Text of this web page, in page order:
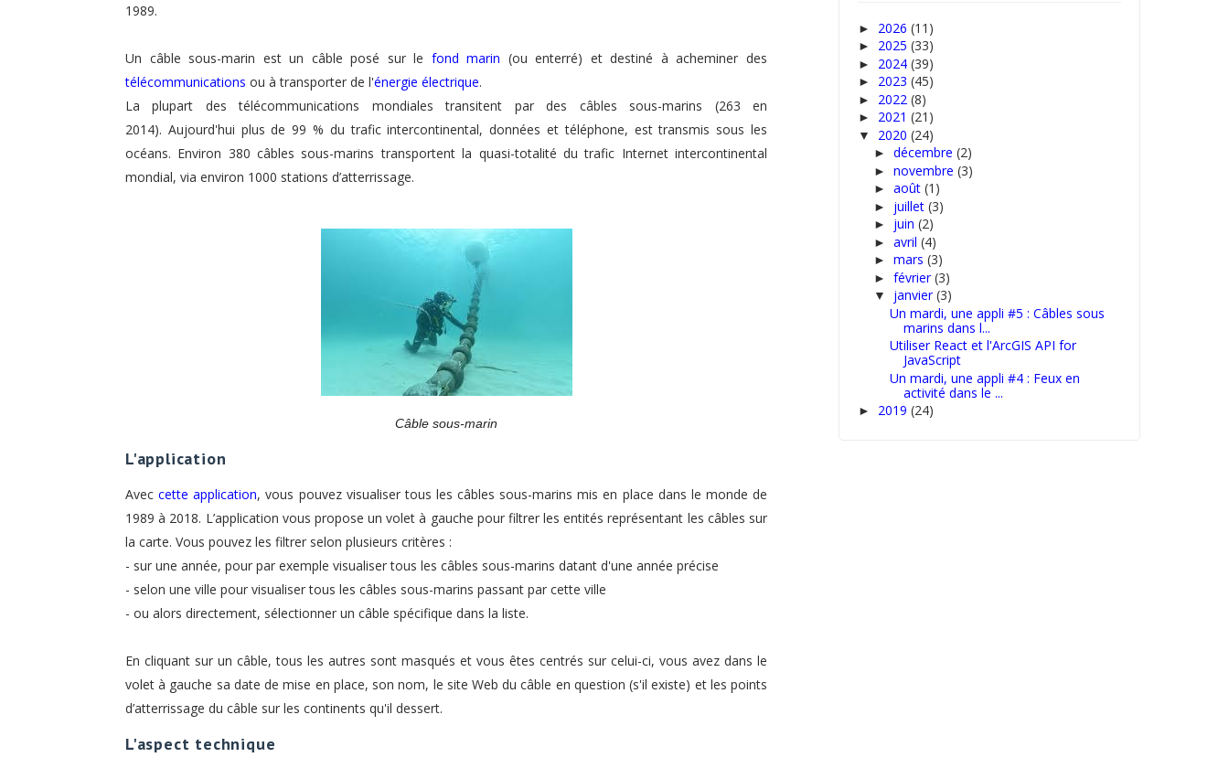
1989.
Un câble sous-marin est un câble posé sur le fond marin (ou enterré) et destiné à acheminer des
télécommunications ou à transporter de l'énergie électrique.
La plupart des télécommunications mondiales transitent par des câbles sous-marins (263 en
2014). Aujourd'hui plus de 99 % du trafic intercontinental, données et téléphone, est transmis sous les
océans. Environ 380 câbles sous-marins transportent la quasi-totalité du trafic Internet intercontinental
mondial, via environ 1000 stations d’atterrissage.
Câble sous-marin
L'application
Aveccette application, vous pouvez visualiser tous les câbles sous-marins mis en place dans le monde de
1989 à 2018. L’application vous propose un volet à gauche pour filtrer les entités représentant les câbles sur
la carte. Vous pouvez les filtrer selon plusieurs critères :
- sur une année, pour par exemple visualiser tous les câbles sous-marins datant d'une année précise
- selon une ville pour visualiser tous les câbles sous-marins passant par cette ville
- ou alors directement, sélectionner un câble spécifique dans la liste.
En cliquant sur un câble, tous les autres sont masqués et vous êtes centrés sur celui-ci, vous avez dans le
volet à gauche sa date de mise en place, son nom, le site Web du câble en question (s'il existe) et les points
d’atterrissage du câble sur les continents qu'il dessert.
L'aspect technique
► 2026 (11)
► 2025 (33)
► 2024 (39)
► 2023 (45)
► 2022 (8)
► 2021 (21)
▼ 2020 (24)
► décembre (2)
► novembre (3)
► août (1)
► juillet (3)
► juin (2)
► avril (4)
► mars (3)
► février(3)
▼ janvier(3)
Un mardi, une appli #5 : Câbles sous
marins dans l...
Utiliser React et l'ArcGIS API for
JavaScript
Un mardi, une appli #4 : Feux en
activité dans le ...
► 2019 (24)